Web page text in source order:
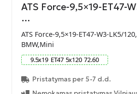
ATS Force-9,5×19-ET47-
…
ATS Force-9,5×19-ET47-W3-LK5/
BMW,Mini
9.5x19 ET47 5x120 72.60
Pristatymas per 5-7 d.d.